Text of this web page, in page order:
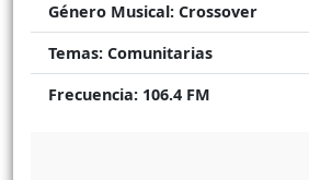
Género Musical: Crossover
Temas: Comunitarias
Frecuencia: 106.4 FM